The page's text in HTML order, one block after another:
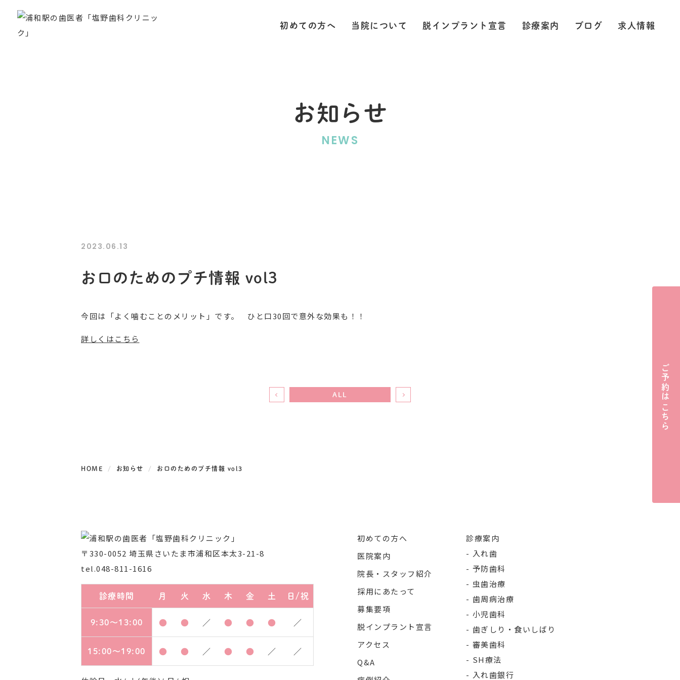
初めての方へ 当院について 脱インプラント宣言 診療案内 ブログ 求人情報
お知らせ
NEWS
2023.06.13
お口のためのプチ情報 vol3
今回は「よく噛むことのメリット」です。 ひと口30回で意外な効果も！！
詳しくはこちら
ALL
HOME お知らせ お口のためのプチ情報 vol3
〒330-0052 埼玉県さいたま市浦和区本太3-21-8
tel.048-811-1616
診療時間 月 火 水 木 金 土 日/祝
9:30～13:00 ● ● ／ ● ● ● ／
15:00～19:00 ● ● ／ ● ● ／ ／
初めての方へ
医院案内
院長・スタッフ紹介
採用にあたって
募集要項
脱インプラント宣言
アクセス
Q&A
診療案内
入れ歯
予防歯科
虫歯治療
歯周病治療
小児歯科
歯ぎしり・食いしばり
審美歯科
SH療法
入れ歯銀行
ご予約はこちら